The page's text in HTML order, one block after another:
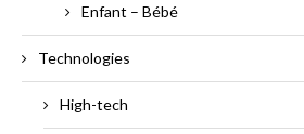
Enfant – Bébé
Technologies
High-tech